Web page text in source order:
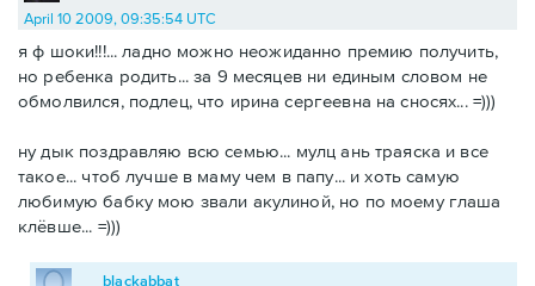
April 10 2009, 09:35:54 UTC
я ф шоки!!!... ладно можно неожиданно премию получить,
но ребенка родить... за 9 месяцев ни единым словом не
обмолвился, подлец, что ирина сергеевна на сносях... =)))
ну дык поздравляю всю семью... мулц ань траяска и все
такое... чтоб лучше в маму чем в папу... и хоть самую
любимую бабку мою звали акулиной, но по моему глаша
клёвше... =)))
blackabbat